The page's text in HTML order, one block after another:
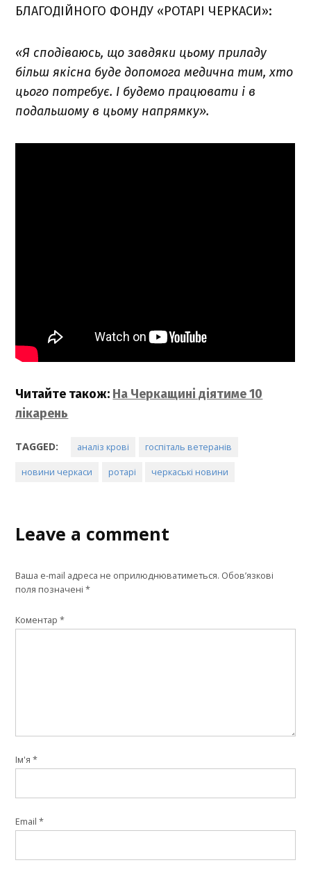
БЛАГОДІЙНОГО ФОНДУ «РОТАРІ ЧЕРКАСИ»:
«Я сподіваюсь, що завдяки цьому приладу
більш якісна буде допомога медична тим, хто
цього потребує. І будемо працювати і в
подальшому в цьому напрямку».
Читайте також: На Черкащині діятиме 10
лікарень
TAGGED: аналіз крові госпіталь ветеранів
новини черкаси ротарі черкаські новини
Leave a comment
Ваша e-mail адреса не оприлюднюватиметься. Обов’язкові
поля позначені*
Коментар*
Ім'я*
Email*